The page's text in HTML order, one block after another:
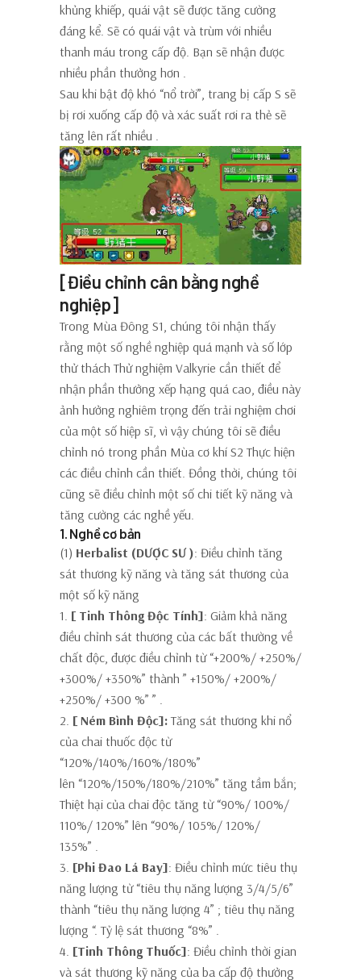
khủng khiếp, quái vật sẽ được tăng cường
đáng kể. Sẽ có quái vật và trùm với nhiều
thanh máu trong cấp độ. Bạn sẽ nhận được
nhiều phần thưởng hơn
Sau khi bật độ khó “nổ trời”, trang bị cấp S sẽ
bị rơi xuống cấp độ và xác suất rơi ra thẻ sẽ
tăng lên rất nhiều
[Điều chỉnh cân bằng nghề
nghiệp]
Trong Mùa Đông S1, chúng tôi nhận thấy
rằng một số nghề nghiệp quá mạnh và số lớp
thử thách Thử nghiệm Valkyrie cần thiết để
nhận phần thưởng xếp hạng quá cao, điều này
ảnh hưởng nghiêm trọng đến trải nghiệm chơi
của một số hiệp sĩ, vì vậy chúng tôi sẽ điều
chỉnh nó trong phần Mùa cơ khí S2 Thực hiện
các điều chỉnh cần thiết. Đồng thời, chúng tôi
cũng sẽ điều chỉnh một số chi tiết kỹ năng và
tăng cường các nghề yếu.
1. Nghề cơ bản
(1) Herbalist (DƯỢC SƯ ): Điều chỉnh tăng
sát thương kỹ năng và tăng sát thương của
một số kỹ năng
1. [ Tinh Thông Độc Tính]: Giảm khả năng
điều chỉnh sát thương của các bất thường về
chất độc, được điều chỉnh từ “+200%/ +250%/
+300%/ +350%” thành ” +150%/ +200%/
+250%/ +300 %” ”
2. [ Ném Bình Độc]: Tăng sát thương khi nổ
của chai thuốc độc từ
“120%/140%/160%/180%”
lên “120%/150%/180%/210%” tăng tầm bắn;
Thiệt hại của chai độc tăng từ “90%/ 100%/
110%/ 120%” lên “90%/ 105%/ 120%/
135%”
3. [Phi Đao Lá Bay]: Điều chỉnh mức tiêu thụ
năng lượng từ “tiêu thụ năng lượng 3/4/5/6”
thành “tiêu thụ năng lượng 4” ; tiêu thụ năng
lượng “. Tỷ lệ sát thương “8%”
4. [Tinh Thông Thuốc]: Điều chỉnh thời gian
và sát thương kỹ năng của ba cấp độ thưởng